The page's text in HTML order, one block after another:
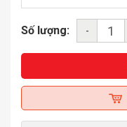
Số lượng: -